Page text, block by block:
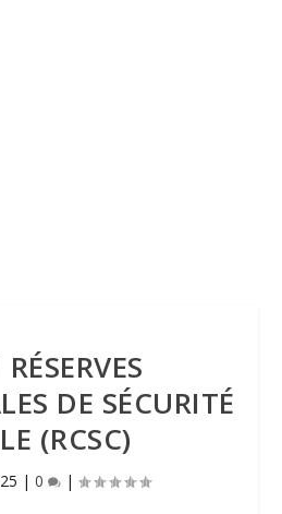
DE SÉCURITÉ
(RCSC)
| 0 |